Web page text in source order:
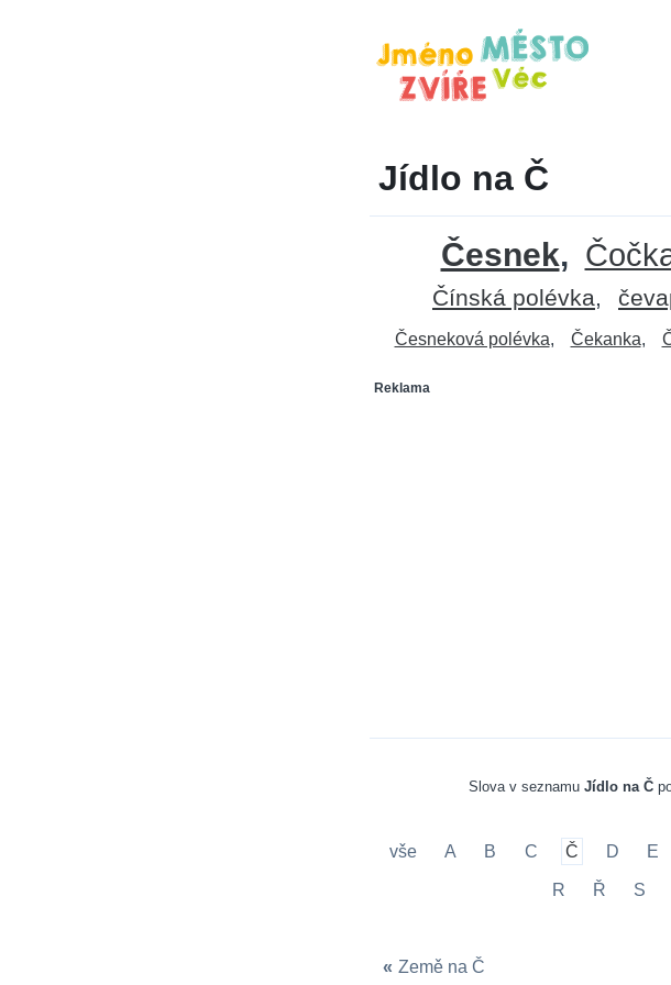
Jídlo na Č
Česnek
Čínská polévka
Česneková polévka Čekanka
Reklama
Slova v seznamu Jídlo na Č
vše A B C Č D E
R Ř S
« Země na Č